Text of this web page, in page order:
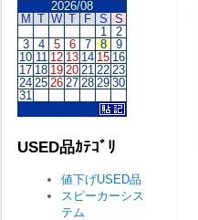
2026/08
M T W T F S S
1
2
3
4 5 6 7 8
9
10 11 12 13 14 15 16
17 18 19 20 21 22 23
24 25 26 27 28 29 30
31
USED品ｶﾃｺﾞﾘ
値下げUSED品
スピーカーシス
テム